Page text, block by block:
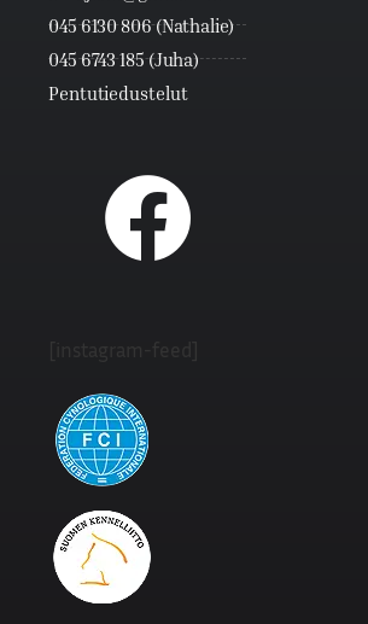
045 6130 806 (Nathalie)
045 6743 185 (Juha)
Pentutiedustelut